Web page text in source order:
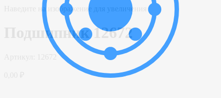
Наведите на изображение для увеличения
Подшипник 12672